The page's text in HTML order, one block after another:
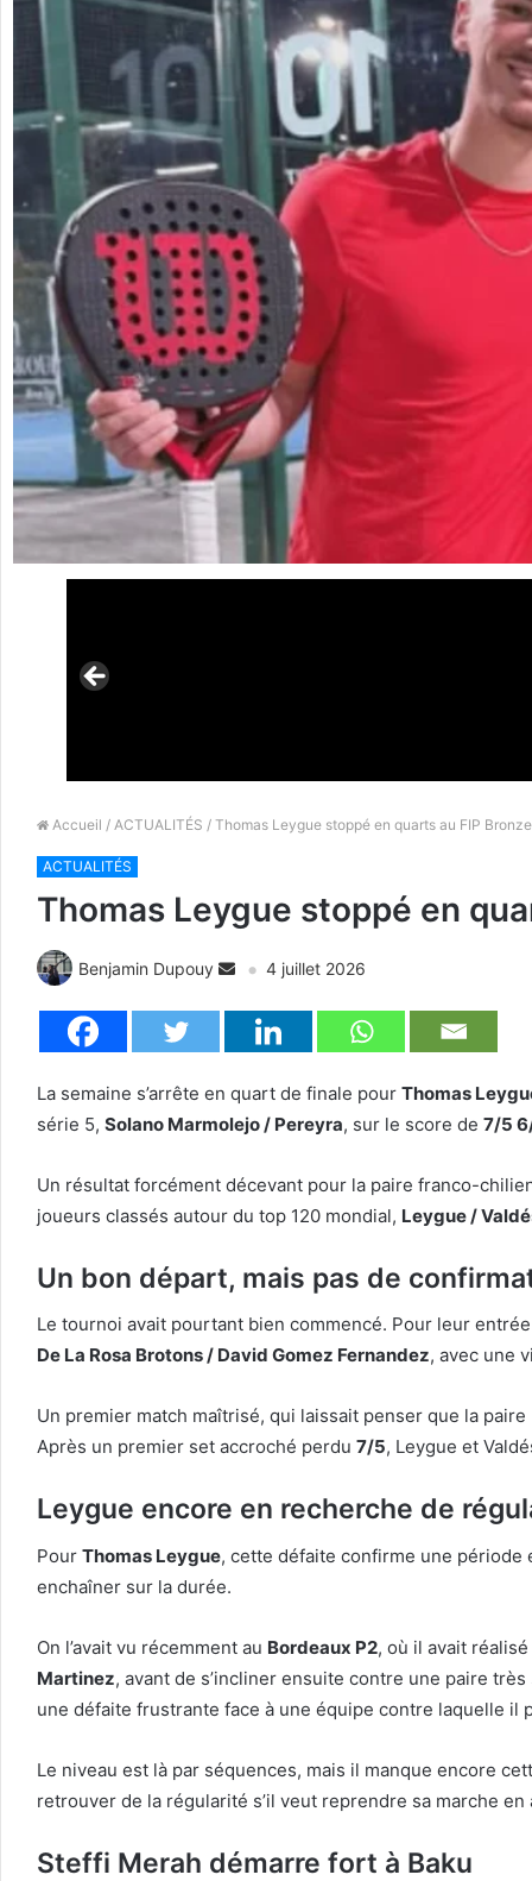
Accueil / ACTUALITÉS / Thomas Leygue stoppé en quarts au FIP
ACTUALITÉS
Thomas Leygue stoppé en
Benjamin Dupouy 4 juillet 2026
La semaine s’arrête en quart de finale pour Thomas
série 5, Solano Marmolejo / Pereyra, sur le score de 7/5
Un résultat forcément décevant pour la paire franco-
joueurs classés autour du top 120 mondial, Leygue /
Un bon départ, mais pas de
Le tournoi avait pourtant bien commencé. Pour leur
De La Rosa Brotons / David Gomez Fernandez, avec une
Un premier match maîtrisé, qui laissait penser que la
Après un premier set accroché perdu 7/5, Leygue et
Leygue encore en recherche de
Pour Thomas Leygue, cette défaite confirme une période
enchaîner sur la durée.
On l’avait vu récemment au Bordeaux P2, où il avait
Martinez, avant de s’incliner ensuite contre une paire
une défaite frustrante face à une équipe contre laquelle il
Le niveau est là par séquences, mais il manque encore
retrouver de la régularité s’il veut reprendre sa marche en
Steffi Merah démarre fort à Baku